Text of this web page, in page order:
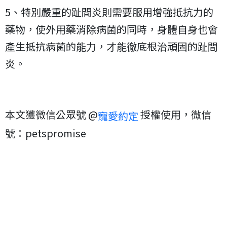
5、特別嚴重的趾間炎則需要服用增強抵抗力的
藥物，使外用藥消除病菌的同時，身體自身也會
產生抵抗病菌的能力，才能徹底根治頑固的趾間
炎。
本文獲微信公眾號 @寵愛約定授權使用，微信
號：petspromise